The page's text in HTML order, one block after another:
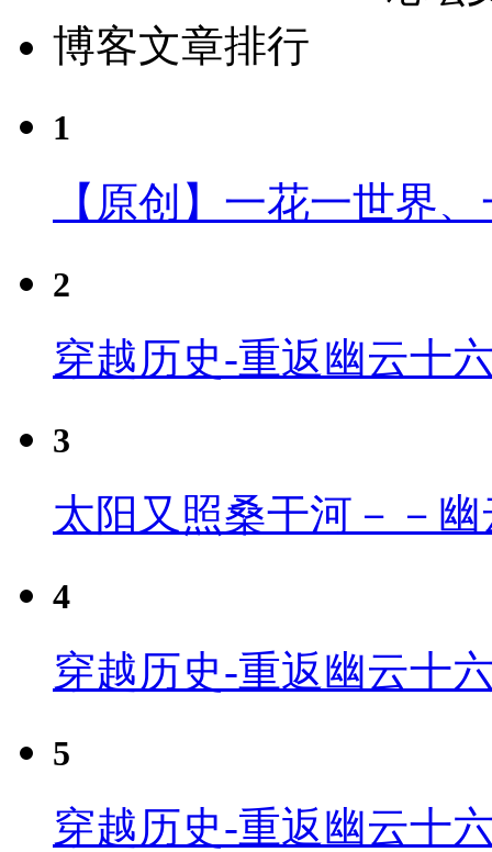
博客文章排行
1
【原创】一花一世界
2
穿越历史-重返幽云十
3
太阳又照桑干河－－
4
穿越历史-重返幽云十
5
穿越历史-重返幽云十